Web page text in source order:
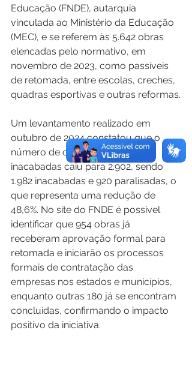
Educação (FNDE), autarquia
vinculada ao Ministério da Educação
(MEC), e se referem às 5.642 obras
elencadas pelo normativo, em
novembro de 2023, como passíveis
de retomada, entre escolas, creches,
quadras esportivas e outras reformas.
Um levantamento realizado em
outubro de 2024 constatou que o
número de obras paralisadas e
inacabadas caiu para 2.902, sendo
1.982 inacabadas e 920 paralisadas, o
que representa uma redução de
48,6%. No site do FNDE é possível
identificar que 954 obras já
receberam aprovação formal para
retomada e iniciarão os processos
formais de contratação das
empresas nos estados e municípios,
enquanto outras 180 já se encontram
concluídas, confirmando o impacto
positivo da iniciativa.